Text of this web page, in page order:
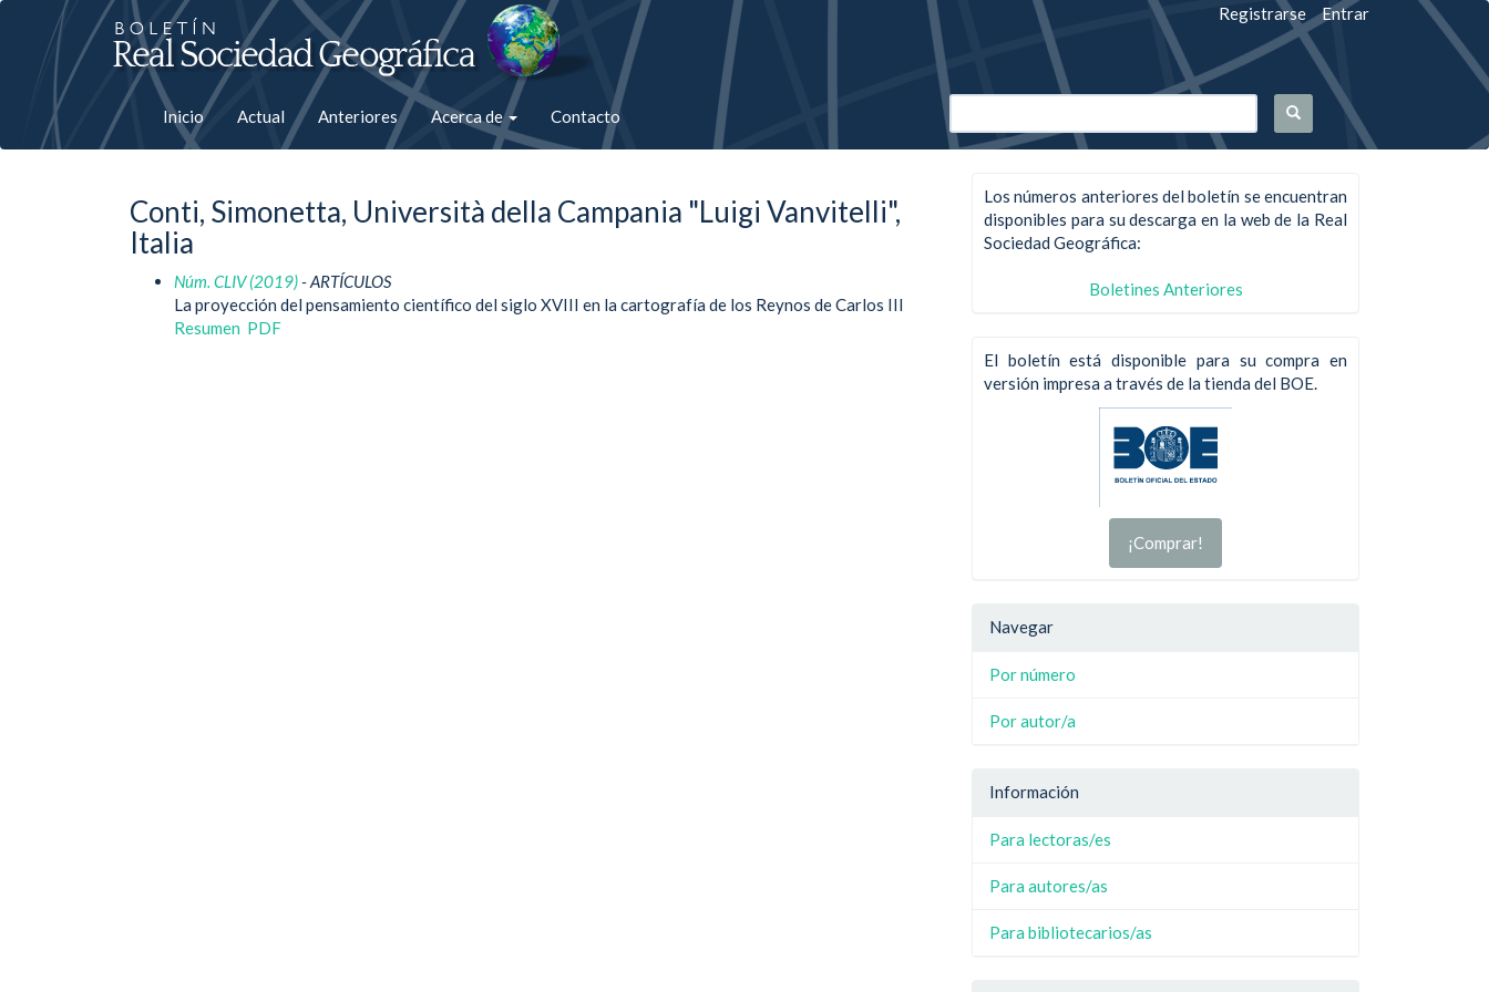
Salto
rápiso
la
Registrarse Entrar
Inicio Actual Anteriores Acerca de Contacto
Conti, Simonetta, Università della Campania "Luigi Vanvitelli",
Italia
Núm. CLIV (2019)- ARTÍCULOS
La proyección del pensamiento científico del siglo XVIII en la cartografía de los Reynos de Carlos III
Resumen PDF
Los números anteriores del boletín se encuentran
disponibles para su descarga en la web de la Real
Sociedad Geográfica:
Boletines Anteriores
El boletín está disponible para su compra en
versión impresa a través de la tienda del BOE.
¡Comprar!
Navegar
Por número
Por autor/a
Información
Para lectoras/es
Para autores/as
Para bibliotecarios/as